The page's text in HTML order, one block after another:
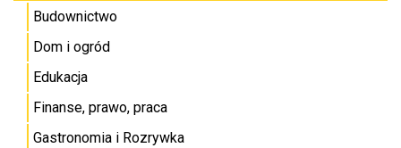
Budownictwo
Dom i ogród
Edukacja
Finanse, prawo, praca
Gastronomia i Rozrywka